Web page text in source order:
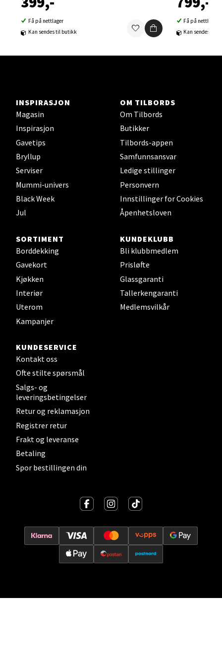
Få på nettlager
Kan sendes til butikk
Få på nettlager
Kan sendes til
INSPIRASJON
Magasin
Inspirasjon
Gavetips
Bryllup
Serviser
Mummi-univers
Black Week
Jul
OM TILBORDS
Om Tilbords
Butikker
Tilbords-appen
Samfunnsansvar
Ledige stillinger
Personvern
Innstillinger for Cookies
Åpenhetsloven
SORTIMENT
Borddekking
Gavekort
Kjøkken
Interiør
Uterom
Kampanjer
KUNDEKLUBB
Bli klubbmedlem
Prisløfte
Glassgaranti
Tallerkengaranti
Medlemsvilkår
KUNDESERVICE
Kontakt oss
Ofte stilte spørsmål
Salgs- og
leveringsbetingelser
Retur og reklamasjon
Registrer retur
Frakt og leveranse
Betaling
Spor bestillingen din
Orkanger - Thon Senter Orkanger
Thon Senter Orkanger, Orkdalsveien 113, 7300
Sandvika - Thon Senter Sandvika
Brodtkorbsgate 7, 1338 Sandvika
Åpent i dag 10-21
Bergen - Thon Senter Sartor
Sartorvegen 12, 5353 Straume
Trondheim - Sirkus Shopping
Falkenborgveien 5, 7044 Trondheim
Åpent i dag 09-21
0 i butikk
Ski - Thon Senter Ski
Ski Storsenter, Jernbanesvingen 6, 1400 Ski